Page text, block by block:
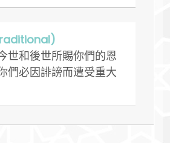
世和後世所賜你們的恩
們必因誹謗而遭受重大